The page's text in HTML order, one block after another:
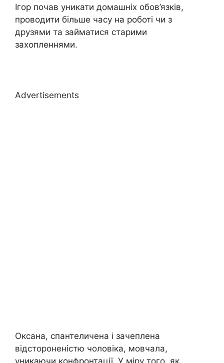
Ігор почав уникати домашніх обов’язків,
проводити більше часу на роботі чи з
друзями та займатися старими
захопленнями.
Advertisements
Оксана, спантеличена і зачеплена
відстороненістю чоловіка, мовчала,
уникаючи конфронтації. У міру того, як